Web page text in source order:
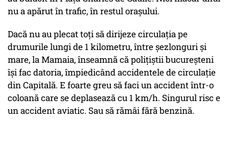
nu a apărut în trafic, în restul orașului.
Dacă nu au plecat toți să dirijeze circulația pe
drumurile lungi de 1 kilometru, între șezlonguri și
mare, la Mamaia, înseamnă că polițiștii bucureșteni
își fac datoria, împiedicând accidentele de circulație
din Capitală. E foarte greu să faci un accident într-o
coloană care se deplasează cu 1 km/h. Singurul risc e
un accident aviatic. Sau să rămâi fără benzină.